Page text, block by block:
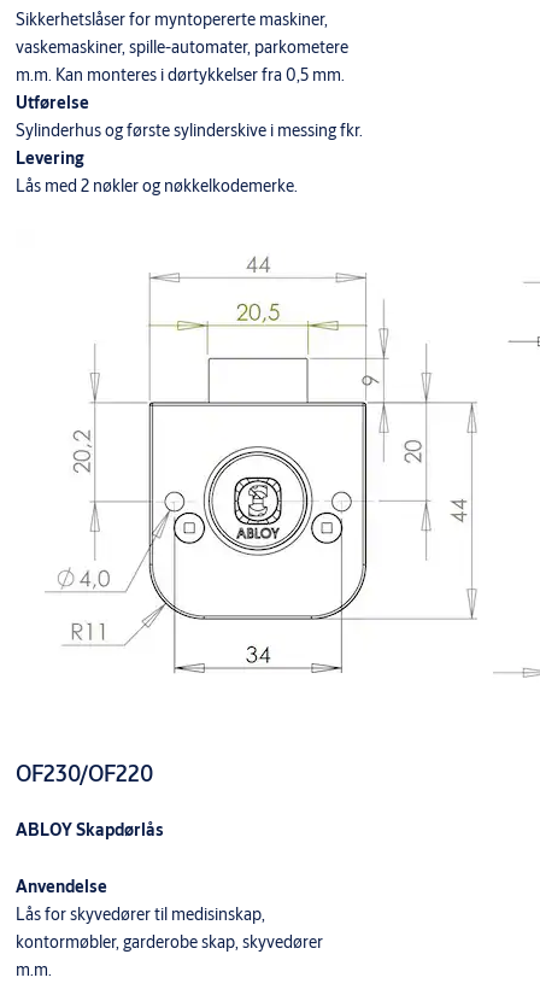
Sikkerhetslåser for myntopererte maskiner,
vaskemaskiner, spille-automater, parkometere
m.m. Kan monteres i dørtykkelser fra 0,5 mm.
Utførelse
Sylinderhus og første sylinderskive i messing fkr.
Levering
Lås med 2 nøkler og nøkkelkodemerke.
OF230/OF220
ABLOY Skapdørlås
Anvendelse
Lås for skyvedører til medisinskap,
kontormøbler, garderobe skap, skyvedører
m.m.